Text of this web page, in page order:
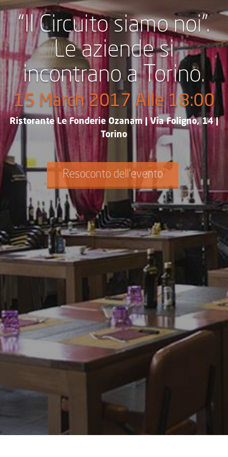
“Il Circuito siamo noi”.
Le aziende si
incontrano a Torino.
15 March 2017 Alle 18:00
Ristorante Le Fonderie Ozanam | Via Foligno, 14 |
Torino
Resoconto dell'evento